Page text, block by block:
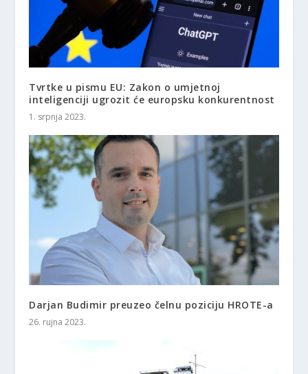
Tvrtke u pismu EU: Zakon o umjetnoj
inteligenciji ugrozit će europsku konkurentnost
1. srpnja 2023.
Darjan Budimir preuzeo čelnu poziciju HROTE-a
26. rujna 2023.